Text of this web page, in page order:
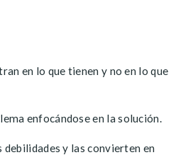
en lo que tienen y no en lo que
enfocándose en la solución.
debilidades y las convierten en